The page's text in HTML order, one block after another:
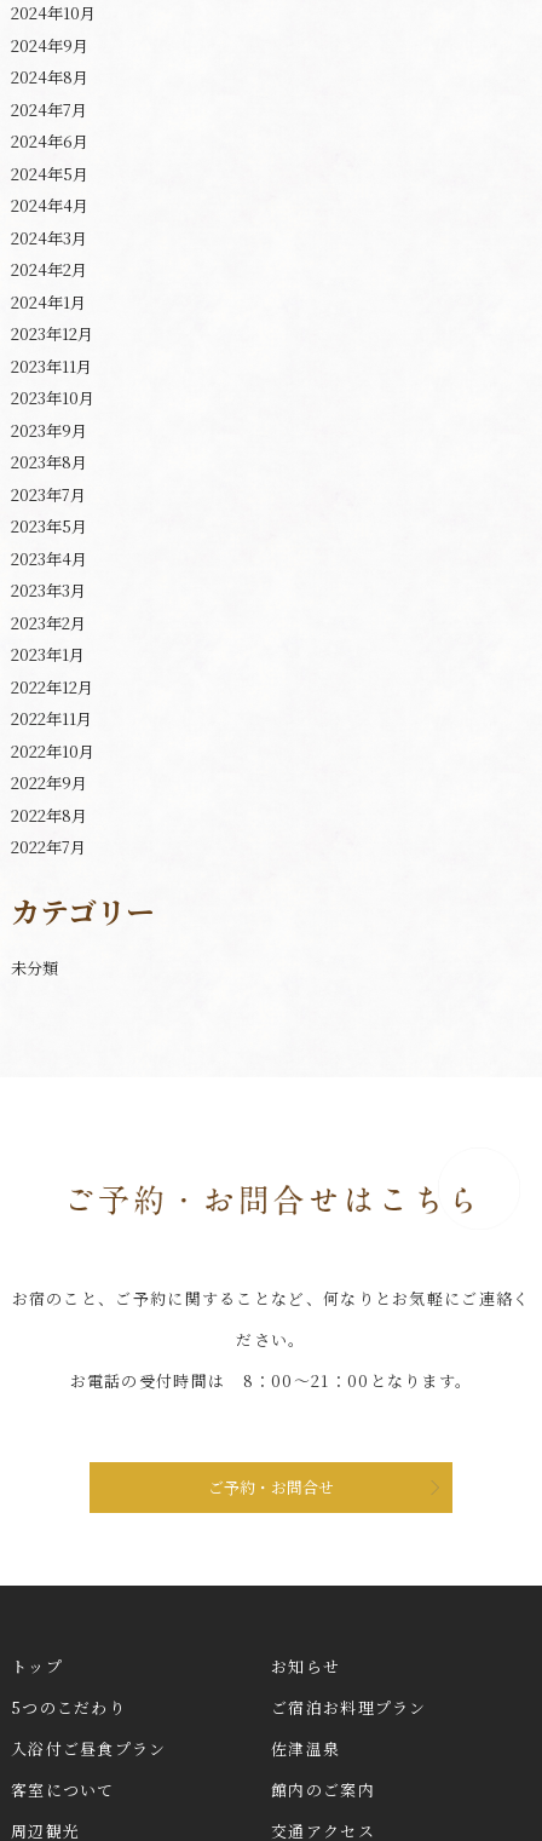
2024年10月
2024年9月
2024年8月
2024年7月
2024年6月
2024年5月
2024年4月
2024年3月
2024年2月
2024年1月
2023年12月
2023年11月
2023年10月
2023年9月
2023年8月
2023年7月
2023年5月
2023年4月
2023年3月
2023年2月
2023年1月
2022年12月
2022年11月
2022年10月
2022年9月
2022年8月
2022年7月
カテゴリー
未分類
お宿のこと、ご予約に関することなど、何なりとお気軽にご連絡く
ださい。
お電話の受付時間は 8：00～21：00となります。
ご予約・お問合せ
トップ
お知らせ
5つのこだわり
ご宿泊お料理プラン
入浴付ご昼食プラン
佐津温泉
客室について
館内のご案内
周辺観光
交通アクセス